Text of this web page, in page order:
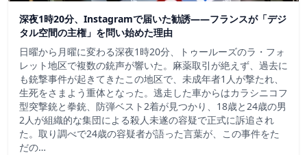
深夜1時20分、Instagramで届いた勧誘――フランスが「デジ
タル空間の主権」を問い始めた理由
日曜から月曜に変わる深夜1時20分、トゥールーズのラ・フォ
レット地区で複数の銃声が響いた。麻薬取引が絶えず、過去に
も銃撃事件が起きてきたこの地区で、未成年者1人が撃たれ、
生死をさまよう重体となった。逃走した車からはカラシニコフ
型突撃銃と拳銃、防弾ベスト2着が見つかり、18歳と24歳の男
2人が組織的な集団による殺人未遂の容疑で正式に訴追され
た。取り調べで24歳の容疑者が語った言葉が、この事件をた
だの…